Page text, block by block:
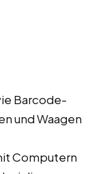
Barcode-
und Waagen
Computern